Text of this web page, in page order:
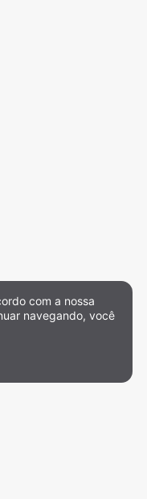
com a nossa
navegando, você